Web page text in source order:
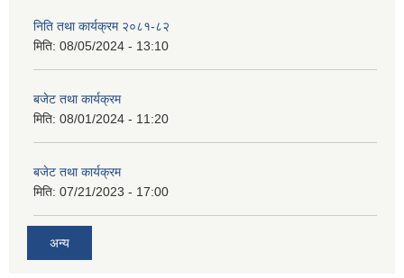
निति तथा कार्यक्रम २०८१-८२
मिति: 08/05/2024 - 13:10
बजेट तथा कार्यक्रम
मिति: 08/01/2024 - 11:20
बजेट तथा कार्यक्रम
मिति: 07/21/2023 - 17:00
अन्य